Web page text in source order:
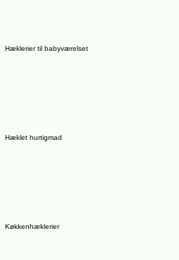
Hæklerier til babyværelset
Hæklet hurtigmad
Køkkenhæklerier